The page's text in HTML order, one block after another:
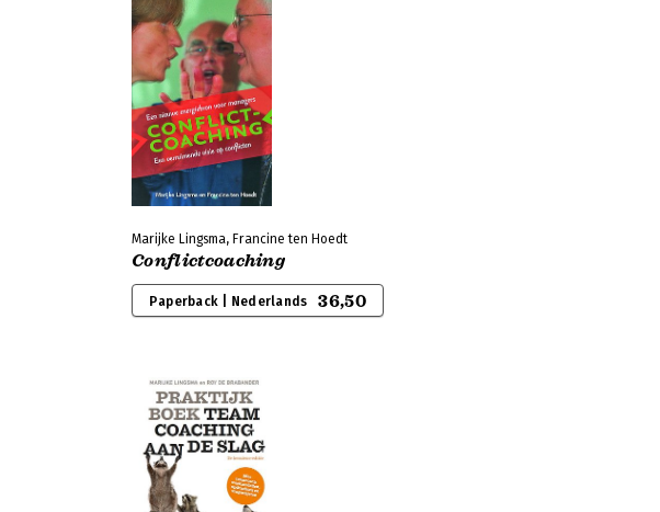
Marijke Lingsma, Francine ten Hoedt
Conflictcoaching
Paperback | Nederlands 36,50